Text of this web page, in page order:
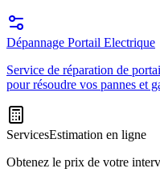
Dépannage Portail Electrique
Service de réparation de
pour résoudre vos pannes et
ServicesEstimation en ligne
Obtenez le prix de votre